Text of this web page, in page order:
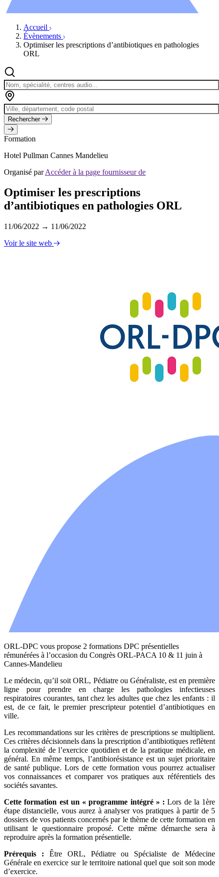
Accueil
Évènements
Optimiser les prescriptions d’antibiotiques en pathologies
ORL
Rechercher
Formation
Hotel Pullman Cannes Mandelieu
Organisé parAccéder à la page fournisseur de
Optimiser les prescriptions
d’antibiotiques en pathologies ORL
11/06/2022 → 11/06/2022
Voir le site web
ORL-DPC vous propose 2 formations DPC présentielles
rémunérées à l’occasion du Congrès ORL-PACA 10 & 11 juin à
Cannes-Mandelieu
Le médecin, qu’il soit ORL, Pédiatre ou Généraliste, est en première
ligne pour prendre en charge les pathologies infectieuses
respiratoires courantes, tant chez les adultes que chez les enfants : il
est, de ce fait, le premier prescripteur potentiel d’antibiotiques en
ville.
Les recommandations sur les critères de prescriptions se multiplient.
Ces critères décisionnels dans la prescription d’antibiotiques reflètent
la complexité de l’exercice quotidien et de la pratique médicale, en
général. En même temps, l’antibiorésistance est un sujet prioritaire
de santé publique. Lors de cette formation vous pourrez actualiser
vos connaissances et comparer vos pratiques aux référentiels des
sociétés savantes.
Cette formation est un « programme intégré » : Lors de la 1ère
étape distancielle, vous aurez à analyser vos pratiques à partir de 5
dossiers de vos patients concernés par le thème de cette formation en
utilisant le questionnaire proposé. Cette même démarche sera à
reproduire après la formation présentielle.
Prérequis : Être ORL, Pédiatre ou Spécialiste de Médecine
Générale en exercice sur le territoire national quel que soit son mode
d’exercice.